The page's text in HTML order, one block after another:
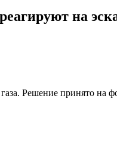
на
Решение принято на